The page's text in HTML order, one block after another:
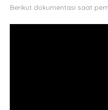
Berikut dokumentasi saat